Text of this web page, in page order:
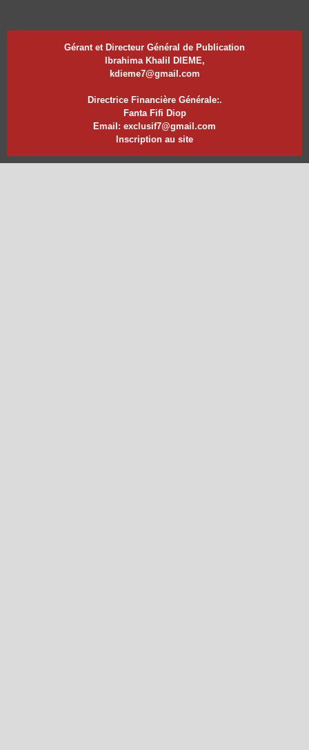
Gérant et Directeur Général de Publication
Ibrahima Khalil DIEME,
kdieme7@gmail.com
Directrice Financière Générale:.
Fanta Fifi Diop
Email: exclusif7@gmail.com
Inscription au site